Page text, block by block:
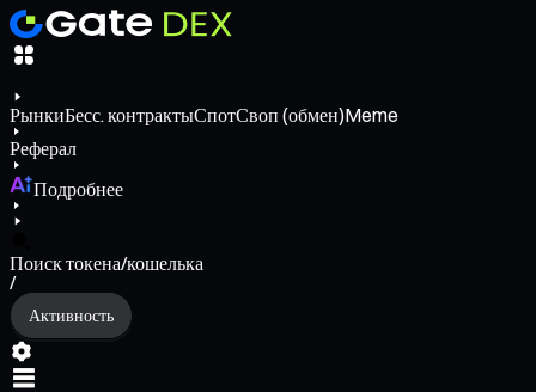
РынкиБесс. контрактыСпотСвоп (обмен)Meme
Реферал
Подробнее
Поиск токена/кошелька
/
Активность